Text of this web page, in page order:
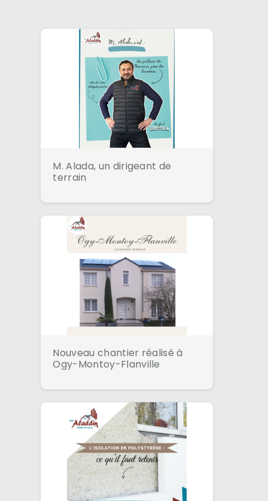
M. Alada, un dirigeant de
terrain
Nouveau chantier réalisé à
Ogy-Montoy-Flanville